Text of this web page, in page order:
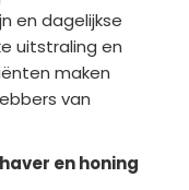
en dagelijkse
uitstraling en
maken
van
en honing